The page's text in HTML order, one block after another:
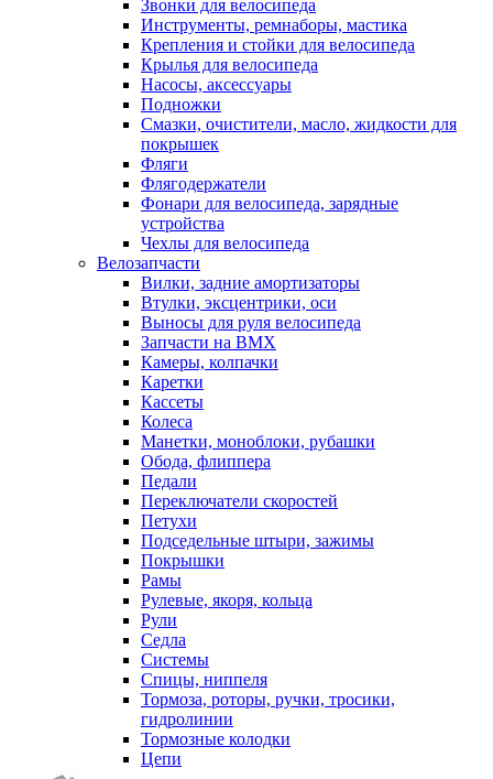
Звонки для велосипеда
Инструменты, ремнаборы, мастика
Крепления и стойки для велосипеда
Крылья для велосипеда
Насосы, аксессуары
Подножки
Смазки, очистители, масло, жидкости для
покрышек
Фляги
Флягодержатели
Фонари для велосипеда, зарядные
устройства
Чехлы для велосипеда
Велозапчасти
Вилки, задние амортизаторы
Втулки, эксцентрики, оси
Выносы для руля велосипеда
Запчасти на BMX
Камеры, колпачки
Каретки
Кассеты
Колеса
Манетки, моноблоки, рубашки
Обода, флиппера
Педали
Переключатели скоростей
Петухи
Подседельные штыри, зажимы
Покрышки
Рамы
Рулевые, якоря, кольца
Рули
Седла
Системы
Спицы, ниппеля
Тормоза, роторы, ручки, тросики,
гидролинии
Тормозные колодки
Цепи